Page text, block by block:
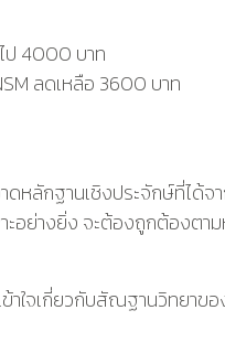
ป 4000 บาท
ลดเหลือ 3600 บาท
ลักฐานเชิงประจักษ์ที่ได้จ
างยิ่ง จะต้องถูกต้องตามห
าใจเกี่ยวกับสัณฐานวิทยา